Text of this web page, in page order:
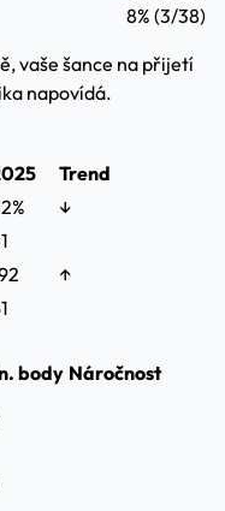
8% (3/38)
vaše šance na přijetí
napovídá.
Trend
↓
↑
body Náročnost